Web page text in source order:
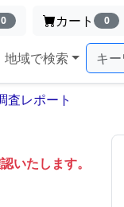
0 カート 0
地域で検索
査レポート
いたします。